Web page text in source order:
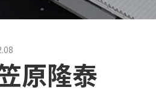
原隆泰